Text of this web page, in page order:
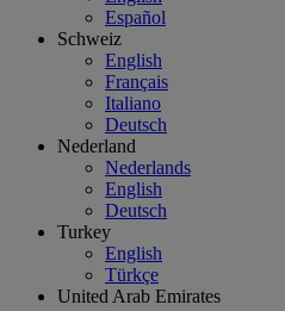
Español
Schweiz
English
Français
Italiano
Deutsch
Nederland
Nederlands
English
Deutsch
Turkey
English
Türkçe
United Arab Emirates